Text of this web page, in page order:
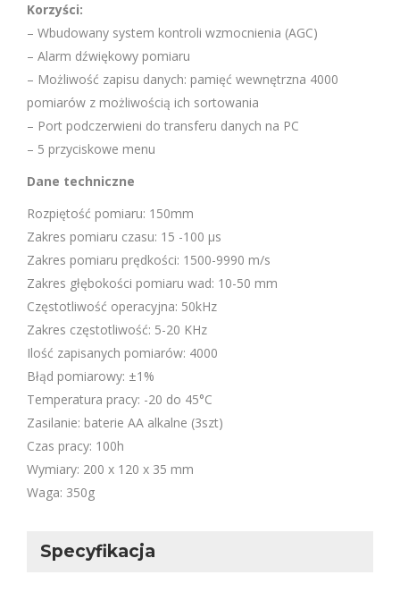
Korzyści:
– Wbudowany system kontroli wzmocnienia (AGC)
– Alarm dźwiękowy pomiaru
– Możliwość zapisu danych: pamięć wewnętrzna 4000
pomiarów z możliwością ich sortowania
– Port podczerwieni do transferu danych na PC
– 5 przyciskowe menu
Dane techniczne
Rozpiętość pomiaru: 150mm
Zakres pomiaru czasu: 15 -100 µs
Zakres pomiaru prędkości: 1500-9990 m/s
Zakres głębokości pomiaru wad: 10-50 mm
Częstotliwość operacyjna: 50kHz
Zakres częstotliwość: 5-20 KHz
Ilość zapisanych pomiarów: 4000
Błąd pomiarowy: ±1%
Temperatura pracy: -20 do 45°C
Zasilanie: baterie AA alkalne (3szt)
Czas pracy: 100h
Wymiary: 200 x 120 x 35 mm
Waga: 350g
Specyfikacja